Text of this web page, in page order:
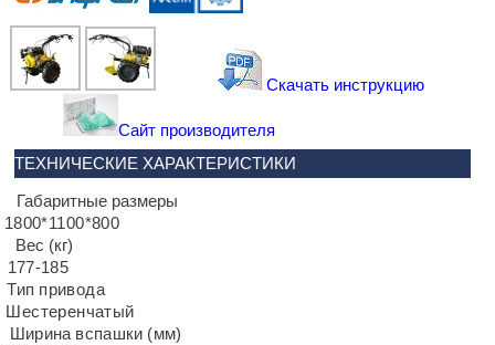
Скачать инструкцию
Сайт производителя
ТЕХНИЧЕСКИЕ ХАРАКТЕРИСТИКИ
Габаритные размеры
1800*1100*800
Вес (кг)
177-185
Тип привода
Шестеренчатый
Ширина вспашки (мм)